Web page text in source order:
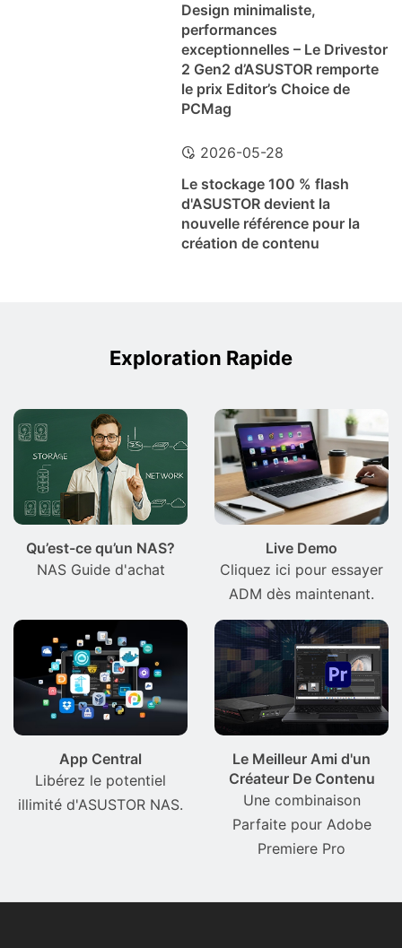
Design minimaliste,
performances
exceptionnelles – Le Drivestor
2 Gen2 d’ASUSTOR remporte
le prix Editor’s Choice de
PCMag
2026-05-28
Le stockage 100 % flash
d'ASUSTOR devient la
nouvelle référence pour la
création de contenu
Exploration Rapide
Qu’est-ce qu’un NAS?
NAS Guide d'achat
Live Demo
Cliquez ici pour essayer
ADM dès maintenant.
App Central
Libérez le potentiel
illimité d'ASUSTOR NAS.
Le Meilleur Ami d'un
Créateur De Contenu
Une combinaison
Parfaite pour Adobe
Premiere Pro